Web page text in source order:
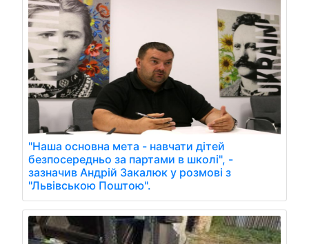
"Наша основна мета - навчати дітей
безпосередньо за партами в школі", -
зазначив Андрій Закалюк у розмові з
"Львівською Поштою".